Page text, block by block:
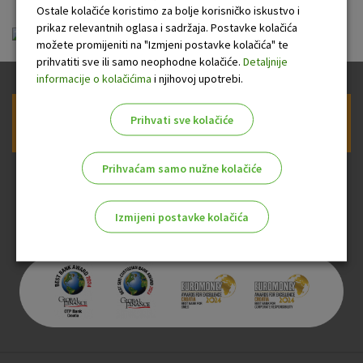
OU_Cov_1_2020.pdf
Prijava na newsletter OTP banke
Ostale kolačiće koristimo za bolje korisničko iskustvo i
prikaz relevantnih oglasa i sadržaja. Postavke kolačića
možete promijeniti na "Izmjeni postavke kolačića" te
prihvatiti sve ili samo neophodne kolačiće. Detaljnije
informacije o kolačićima i njihovoj upotrebi.
Prihvati sve kolačiće
Prihvaćam samo nužne kolačiće
Izmijeni postavke kolačića